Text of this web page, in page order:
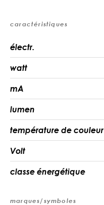
caractéristiques
électr.
watt
mA
lumen
température de couleur
Volt
classe énergétique
marques/symboles